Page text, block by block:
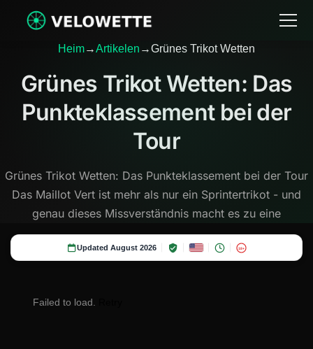
Heim→Artikelen →Grünes Trikot Wetten
Grünes Trikot Wetten: Das
Punkteklassement bei der
Tour
Grünes Trikot Wetten: Das Punkteklassement bei der Tour
Das Maillot Vert ist mehr als nur ein Sprintertrikot - und
genau dieses Missverständnis macht es zu eine
Updated August 2026 18+
Failed to load.